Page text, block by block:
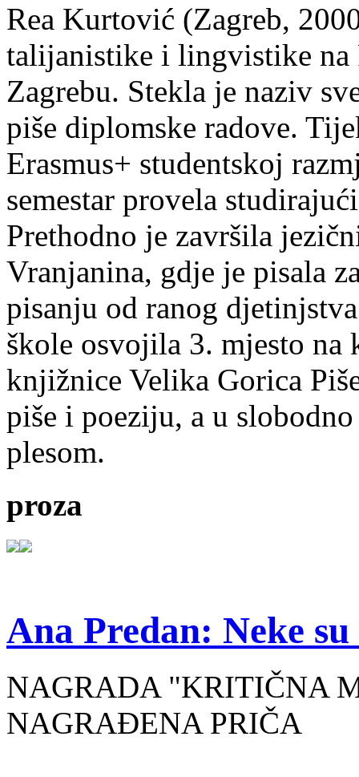
Rea Kurtović (Zagreb,
talijanistike i lingvistike
Zagrebu. Stekla je naziv
piše diplomske radove.
Erasmus+ studentskoj
semestar provela
Prethodno je završila
Vranjanina, gdje je pisala
pisanju od ranog
škole osvojila 3. mjesto na
knjižnice Velika Gorica
piše i poeziju, a u
plesom.
proza
Ana Predan: Neke
NAGRADA "KRITIČNA
NAGRAĐENA PRIČA